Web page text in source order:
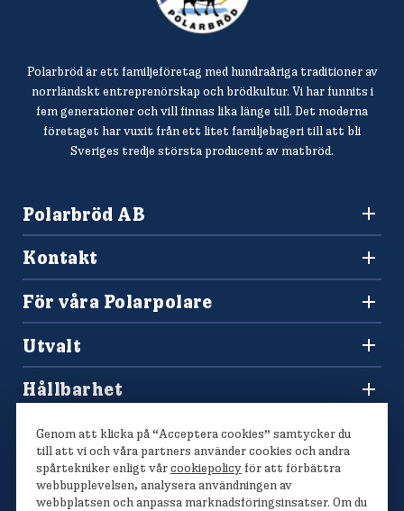
Polarbröd är ett familjeföretag med hundraåriga traditioner av
norrländskt entreprenörskap och brödkultur. Vi har funnits i
fem generationer och vill finnas lika länge till. Det moderna
företaget har vuxit från ett litet familjebageri till att bli
Sveriges tredje största producent av matbröd.
Polarbröd AB
010-450 60 00
info@polarbrod.se
Kontakt
Konsumentkontakt och reklamation
Frågor och svar
Press och nyhetsrum
Sponsring
För våra Polarpolare
Tävlingar
Hitta din Polarklämma
Utvalt
Lediga jobb
Våra bröd
Hållbarhet
Polarmetoden
Genom att klicka på “Acceptera cookies” samtycker du
till att vi och våra partners använder cookies och andra
spårtekniker enligt vårcookiepolicyför att förbättra
webbupplevelsen, analysera användningen av
webbplatsen och anpassa marknadsföringsinsatser. Om du